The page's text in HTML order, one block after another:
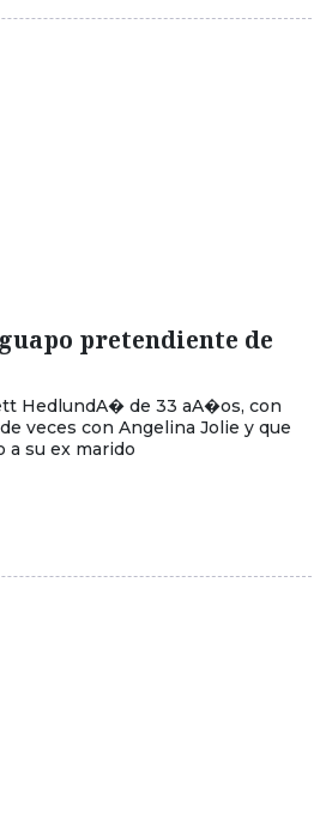
pretendiente de
HedlundA� de 33 aA�os, con
veces con Angelina Jolie y que
a su ex marido